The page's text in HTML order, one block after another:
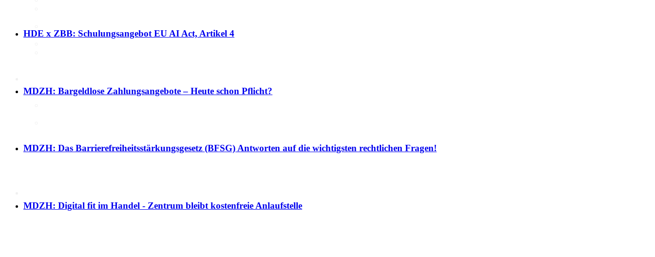
Unternehmenswebseite
Digitale Innenstadt
HDE x ZBB: Schulungsangebot EU AI Act, Artikel 4
MDZH: Bargeldlose Zahlungsangebote – Heute schon Pflicht?
MDZH: Das Barrierefreiheitsstärkungsgesetz (BFSG) Antworten auf die wichtigsten rechtlichen Fragen!
MDZH: Digital fit im Handel - Zentrum bleibt kostenfreie Anlaufstelle